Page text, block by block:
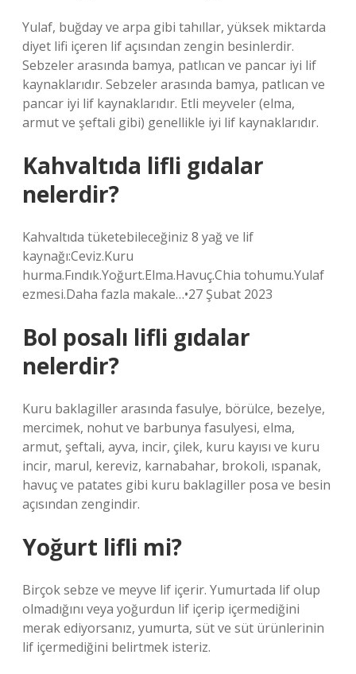
Yulaf, buğday ve arpa gibi tahıllar, yüksek miktarda
diyet lifi içeren lif açısından zengin besinlerdir.
Sebzeler arasında bamya, patlıcan ve pancar iyi lif
kaynaklarıdır. Sebzeler arasında bamya, patlıcan ve
pancar iyi lif kaynaklarıdır. Etli meyveler (elma,
armut ve şeftali gibi) genellikle iyi lif kaynaklarıdır.
Kahvaltıda lifli gıdalar
nelerdir?
Kahvaltıda tüketebileceğiniz 8 yağ ve lif
kaynağı:Ceviz.Kuru
hurma.Fındık.Yoğurt.Elma.Havuç.Chia tohumu.Yulaf
ezmesi.Daha fazla makale…•27 Şubat 2023
Bol posalı lifli gıdalar
nelerdir?
Kuru baklagiller arasında fasulye, börülce, bezelye,
mercimek, nohut ve barbunya fasulyesi, elma,
armut, şeftali, ayva, incir, çilek, kuru kayısı ve kuru
incir, marul, kereviz, karnabahar, brokoli, ıspanak,
havuç ve patates gibi kuru baklagiller posa ve besin
açısından zengindir.
Yoğurt lifli mi?
Birçok sebze ve meyve lif içerir. Yumurtada lif olup
olmadığını veya yoğurdun lif içerip içermediğini
merak ediyorsanız, yumurta, süt ve süt ürünlerinin
lif içermediğini belirtmek isteriz.